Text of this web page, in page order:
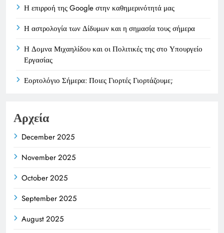
Η επιρροή της Google στην καθημερινότητά μας
Η αστρολογία των Δίδυμων και η σημασία τους σήμερα
Η Δομνα Μιχαηλίδου και οι Πολιτικές της στο Υπουργείο
Εργασίας
Εορτολόγιο Σήμερα: Ποιες Γιορτές Γιορτάζουμε;
Αρχεία
December 2025
November 2025
October 2025
September 2025
August 2025